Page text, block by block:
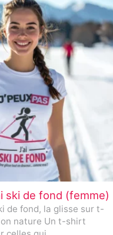
ski de fond (femme)
de fond, la glisse sur t-
nature Un t-shirt